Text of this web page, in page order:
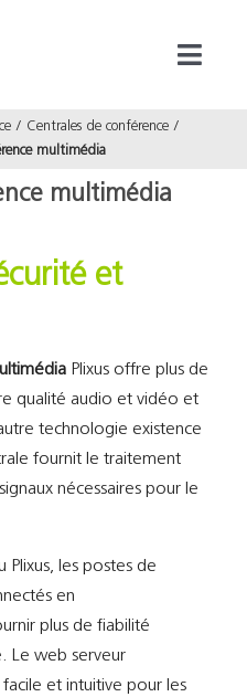
À propos
Centrales de conférence
multimédia
multimédia
et
Plixus offre plus de
qualité audio et vidéo et
technologie existence
fournit le traitement
nécessaires pour le
Plixus, les postes de
en
plus de fiabilité
Le web serveur
facile et intuitive pour les